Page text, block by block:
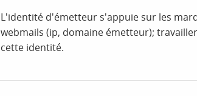
L'identité d'émetteur s'appuie sur les
webmails (ip, domaine émetteur);
cette identité.